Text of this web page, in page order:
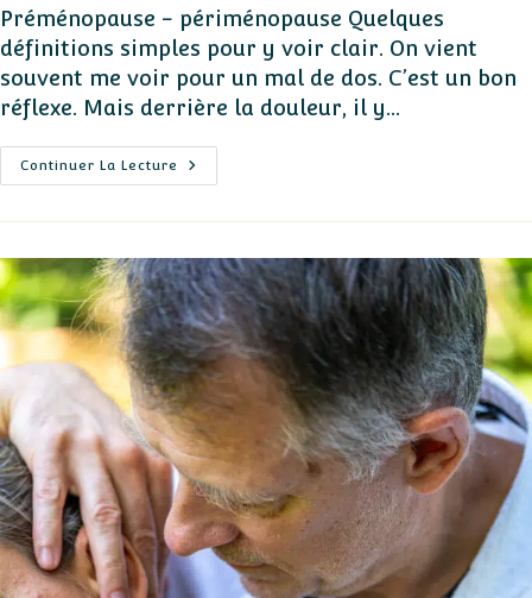
Préménopause - périménopause Quelques
définitions simples pour y voir clair. On vient
souvent me voir pour un mal de dos. C’est un bon
réflexe. Mais derrière la douleur, il y…
Continuer La Lecture
La
Préménopause